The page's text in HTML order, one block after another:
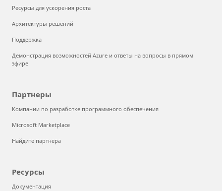
Ресурсы для ускорения роста
Архитектуры решений
Поддержка
Демонстрация возможностей Azure и ответы на вопросы в прямом
эфире
Партнеры
Компании по разработке программного обеспечения
Microsoft Marketplace
Найдите партнера
Ресурсы
Документация